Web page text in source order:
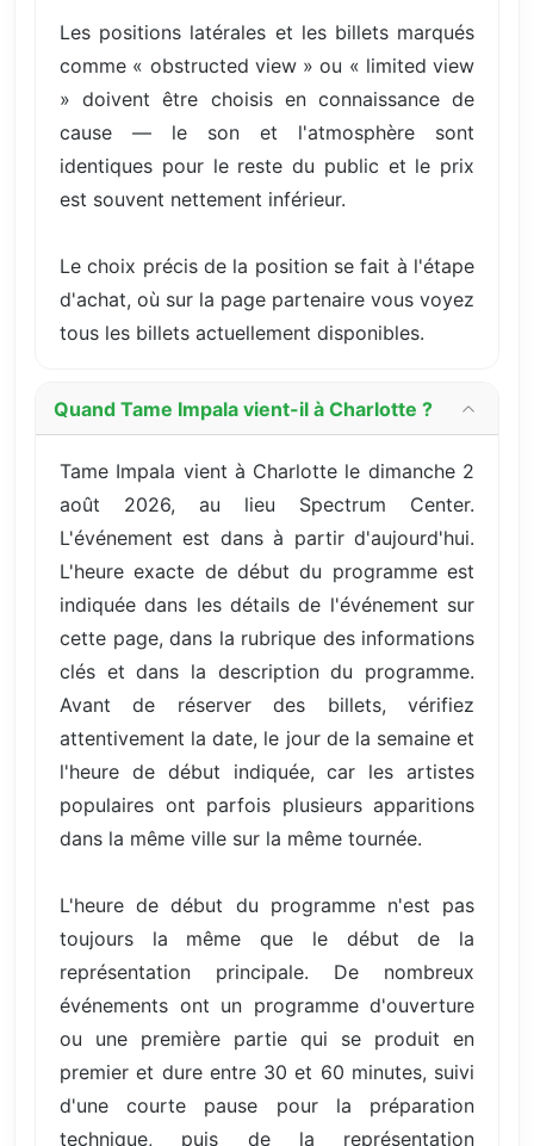
Les positions latérales et les billets marqués
comme « obstructed view » ou « limited view
» doivent être choisis en connaissance de
cause — le son et l'atmosphère sont
identiques pour le reste du public et le prix
est souvent nettement inférieur.
Le choix précis de la position se fait à l'étape
d'achat, où sur la page partenaire vous voyez
tous les billets actuellement disponibles.
Quand Tame Impala vient-il à Charlotte ?
Tame Impala vient à Charlotte le dimanche 2
août 2026, au lieu Spectrum Center.
L'événement est dans à partir d'aujourd'hui.
L'heure exacte de début du programme est
indiquée dans les détails de l'événement sur
cette page, dans la rubrique des informations
clés et dans la description du programme.
Avant de réserver des billets, vérifiez
attentivement la date, le jour de la semaine et
l'heure de début indiquée, car les artistes
populaires ont parfois plusieurs apparitions
dans la même ville sur la même tournée.
L'heure de début du programme n'est pas
toujours la même que le début de la
représentation principale. De nombreux
événements ont un programme d'ouverture
ou une première partie qui se produit en
premier et dure entre 30 et 60 minutes, suivi
d'une courte pause pour la préparation
technique, puis de la représentation